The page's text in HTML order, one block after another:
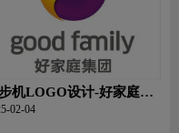
机LOGO设计-好家庭品
设计
02-04